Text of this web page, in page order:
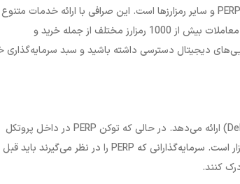
PERPو سایر رمزارزها است. این صرافی با ارائه خدمات
رابط کاربری آسان، تجربه‌ای امن و لذت‌بخش را برای کاربران خود فراهم کرده است. ارزینجا از معاملات بیش از 1000 رمزارز مختلف از جمله خرید و
دیجیتال دسترسی داشته باشید و سبد سرمایه‌گذاری
ارائه می‌دهد. در حالی که توکن PERP در داخل پروتکل
است. سرمایه‌گذارانی که PERP را در نظر می‌گیرند باید قبل
کنند.